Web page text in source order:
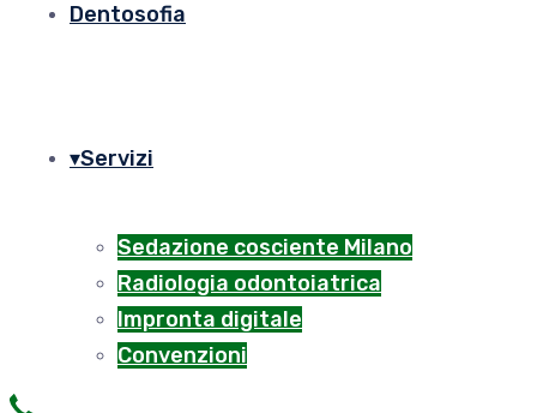
Dentosofia
Servizi
Sedazione cosciente Milano
Radiologia odontoiatrica
Impronta digitale
Convenzioni